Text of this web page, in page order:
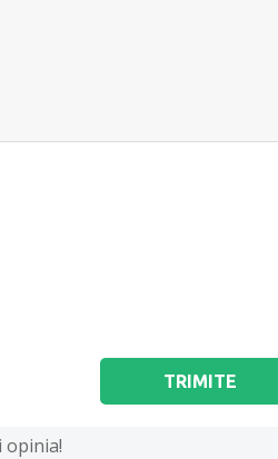
TRIMITE
opinia!